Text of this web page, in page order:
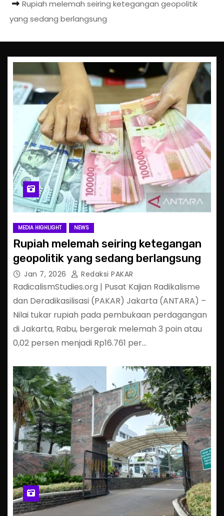
Rupiah melemah seiring ketegangan geopolitik
yang sedang berlangsung
MEDIA HIGHLIGHT NEWS
Rupiah melemah seiring ketegangan
geopolitik yang sedang berlangsung
Jan 7, 2026 Redaksi PAKAR
RadicalismStudies.org | Pusat Kajian Radikalisme
dan Deradikasilisasi (PAKAR) Jakarta (ANTARA) –
Nilai tukar rupiah pada pembukaan perdagangan
di Jakarta, Rabu, bergerak melemah 3 poin atau
0,02 persen menjadi Rp16.761 per…